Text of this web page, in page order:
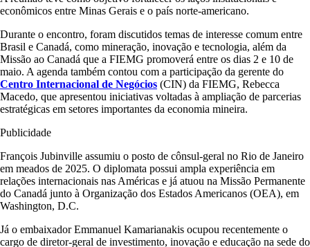
econômicos entre Minas Gerais e o país norte-americano.
Durante o encontro, foram discutidos temas de interesse comum entre
Brasil e Canadá, como mineração, inovação e tecnologia, além da
Missão ao Canadá que a FIEMG promoverá entre os dias 2 e 10 de
maio. A agenda também contou com a participação da gerente do
Centro Internacional de Negócios (CIN) da FIEMG, Rebecca
Macedo, que apresentou iniciativas voltadas à ampliação de parcerias
estratégicas em setores importantes da economia mineira.
Publicidade
François Jubinville assumiu o posto de cônsul-geral no Rio de Janeiro
em meados de 2025. O diplomata possui ampla experiência em
relações internacionais nas Américas e já atuou na Missão Permanente
do Canadá junto à Organização dos Estados Americanos (OEA), em
Washington, D.C.
Já o embaixador Emmanuel Kamarianakis ocupou recentemente o
cargo de diretor-geral de investimento, inovação e educação na sede do